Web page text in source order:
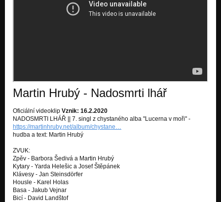
Martin Hrubý - Nadosmrti lhář
Oficiální videoklip Vznik: 16.2.2020
NADOSMRTI LHÁŘ || 7. singl z chystaného alba "Lucerna v moři" -
https://martinhruby.net/album/chystane…
hudba a text: Martin Hrubý
ZVUK:
Zpěv - Barbora Šedivá a Martin Hrubý
Kytary - Yarda Helešic a Josef Štěpánek
Klávesy - Jan Steinsdörfer
Housle - Karel Holas
Basa - Jakub Vejnar
Bicí - David Landštof